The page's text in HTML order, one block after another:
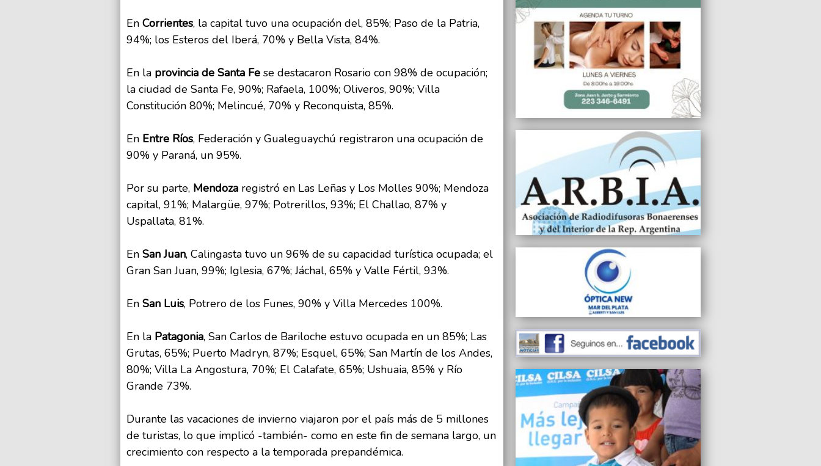
En Corrientes, la capital tuvo una ocupación del, 85%; Paso de la Patria,
94%; los Esteros del Iberá, 70% y Bella Vista, 84%.
En la provincia de Santa Fe se destacaron Rosario con 98% de ocupación;
la ciudad de Santa Fe, 90%; Rafaela, 100%; Oliveros, 90%; Villa
Constitución 80%; Melincué, 70% y Reconquista, 85%.
En Entre Ríos, Federación y Gualeguaychú registraron una ocupación de
90% y Paraná, un 95%.
Por su parte, Mendoza registró en Las Leñas y Los Molles 90%; Mendoza
capital, 91%; Malargüe, 97%; Potrerillos, 93%; El Challao, 87% y
Uspallata, 81%.
En San Juan, Calingasta tuvo un 96% de su capacidad turística ocupada; el
Gran San Juan, 99%; Iglesia, 67%; Jáchal, 65% y Valle Fértil, 93%.
En San Luis, Potrero de los Funes, 90% y Villa Mercedes 100%.
En la Patagonia, San Carlos de Bariloche estuvo ocupada en un 85%; Las
Grutas, 65%; Puerto Madryn, 87%; Esquel, 65%; San Martín de los Andes,
80%; Villa La Angostura, 70%; El Calafate, 65%; Ushuaia, 85% y Río
Grande 73%.
Durante las vacaciones de invierno viajaron por el país más de 5 millones
de turistas, lo que implicó -también- como en este fin de semana largo, un
crecimiento con respecto a la temporada prepandémica.